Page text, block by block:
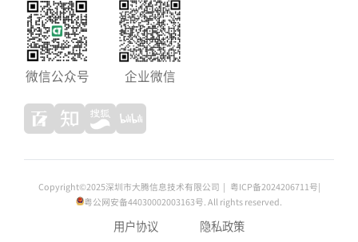
微信公众号 企业微信
Copyright©2025深圳市大腾信息技术有限公司 | 粤ICP备2024206711号|
粤公网安备44030002003163号. All rights reserved.
用户协议 隐私政策